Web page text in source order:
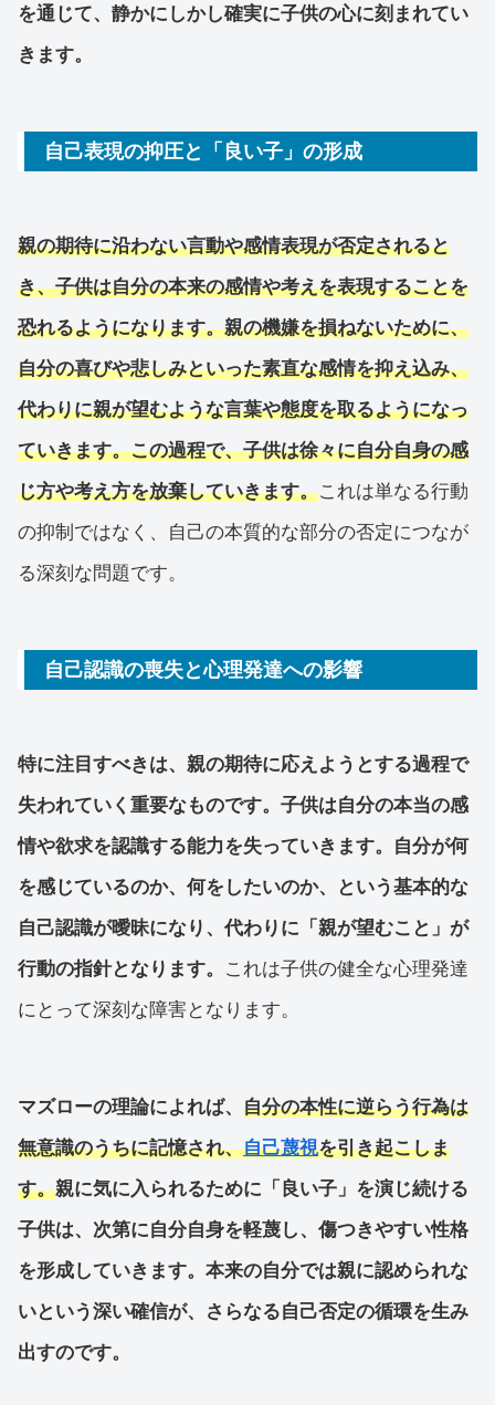
を通じて、静かにしかし確実に子供の心に刻まれてい
きます。
自己表現の抑圧と「良い子」の形成
親の期待に沿わない言動や感情表現が否定されると
き、子供は自分の本来の感情や考えを表現することを
恐れるようになります。親の機嫌を損ねないために、
自分の喜びや悲しみといった素直な感情を抑え込み、
代わりに親が望むような言葉や態度を取るようになっ
ていきます。この過程で、子供は徐々に自分自身の感
じ方や考え方を放棄していきます。これは単なる行動
の抑制ではなく、自己の本質的な部分の否定につなが
る深刻な問題です。
自己認識の喪失と心理発達への影響
特に注目すべきは、親の期待に応えようとする過程で
失われていく重要なものです。子供は自分の本当の感
情や欲求を認識する能力を失っていきます。自分が何
を感じているのか、何をしたいのか、という基本的な
自己認識が曖昧になり、代わりに「親が望むこと」が
行動の指針となります。
これは子供の健全な心理発達
にとって深刻な障害となります。
マズローの理論によれば、 自分の本性に逆らう行為は
無意識のうちに記憶され、自己蔑視を引き起こしま
す。親に気に入られるために「良い子」を演じ続ける
子供は、次第に自分自身を軽蔑し、傷つきやすい性格
を形成していきます。本来の自分では親に認められな
いという深い確信が、さらなる自己否定の循環を生み
出すのです。